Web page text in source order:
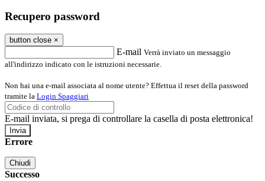
Recupero password
button close ×
E-mail Verrà inviato un messaggio
all'indirizzo indicato con le istruzioni necessarie.
Non hai una e-mail associata al nome utente? Effettua il reset della password
tramite la Login Spaggiari
E-mail inviata, si prega di controllare la casella di posta elettronica!
Errore
Chiudi
Successo